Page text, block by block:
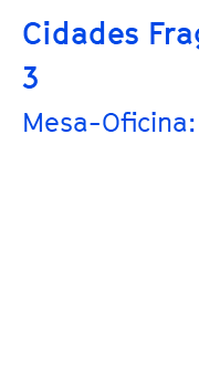
Cidades
3
Mesa-Oficina: